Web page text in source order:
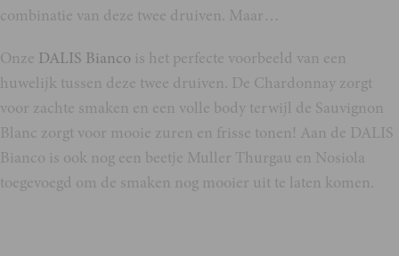
combinatie van deze twee druiven. Maar…
Onze DALIS Bianco is het perfecte voorbeeld van een
huwelijk tussen deze twee druiven. De Chardonnay zorgt
voor zachte smaken en een volle body terwijl de Sauvignon
Blanc zorgt voor mooie zuren en frisse tonen! Aan de DALIS
Bianco is ook nog een beetje Muller Thurgau en Nosiola
toegevoegd om de smaken nog mooier uit te laten komen.